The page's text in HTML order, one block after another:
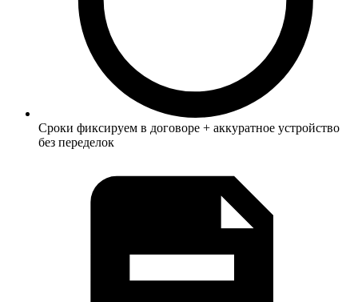
Сроки фиксируем в договоре + аккуратное устройство
без переделок